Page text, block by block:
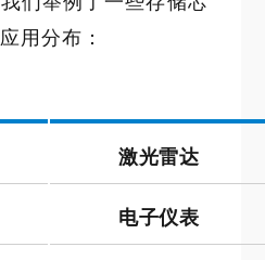
用分布：
激光雷达
电子仪表